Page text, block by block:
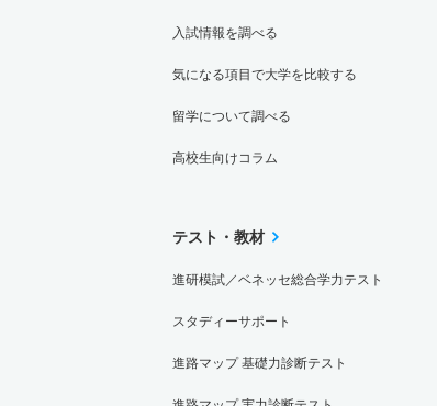
入試情報を調べる
気になる項目で大学を比較する
留学について調べる
高校生向けコラム
テスト・教材
進研模試／ベネッセ総合学力テスト
スタディーサポート
進路マップ 基礎力診断テスト